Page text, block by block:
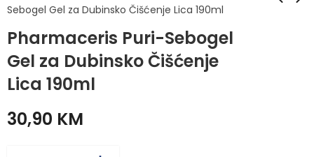
Sebogel Gel za Dubinsko Čišćenje Lica 190ml
Pharmaceris Puri-Sebogel
Gel za Dubinsko Čišćenje
Lica 190ml
Plantur 21 Nutri-
Kofeinski Šampon
Duga kosa 200ml
24,90
Oral B Pasta
Complete Ultimate
Fresh 75ml
30,90 KM